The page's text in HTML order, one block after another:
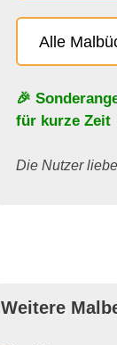
Alle
🎉
für kurze Zeit
Die Nutzer
Weitere